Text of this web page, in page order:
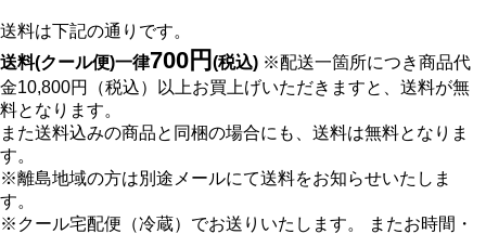
送料は下記の通りです。
送料(クール便)一律700円 (税込) ※配送一箇所につき商品代
金10,800円（税込）以上お買上げいただきますと、送料が無
料となります。
また送料込みの商品と同梱の場合にも、送料は無料となりま
す。
※離島地域の方は別途メールにて送料をお知らせいたしま
す。
※クール宅配便（冷蔵）でお送りいたします。 またお時間・